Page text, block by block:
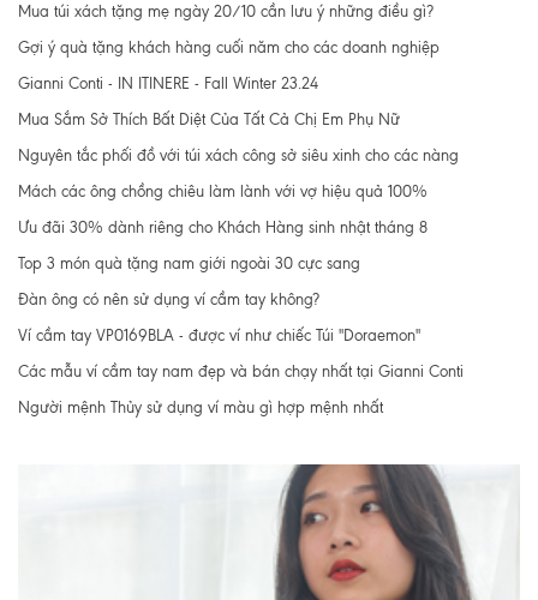
Mua túi xách tặng mẹ ngày 20/10 cần lưu ý những điều gì?
Gợi ý quà tặng khách hàng cuối năm cho các doanh nghiệp
Gianni Conti - IN ITINERE - Fall Winter 23.24
Mua Sắm Sở Thích Bất Diệt Của Tất Cả Chị Em Phụ Nữ
Nguyên tắc phối đồ với túi xách công sở siêu xinh cho các nàng
Mách các ông chồng chiêu làm lành với vợ hiệu quả 100%
Ưu đãi 30% dành riêng cho Khách Hàng sinh nhật tháng 8
Top 3 món quà tặng nam giới ngoài 30 cực sang
Đàn ông có nên sử dụng ví cầm tay không?
Ví cầm tay VP0169BLA - được ví như chiếc Túi "Doraemon"
Các mẫu ví cầm tay nam đẹp và bán chạy nhất tại Gianni Conti
Người mệnh Thủy sử dụng ví màu gì hợp mệnh nhất